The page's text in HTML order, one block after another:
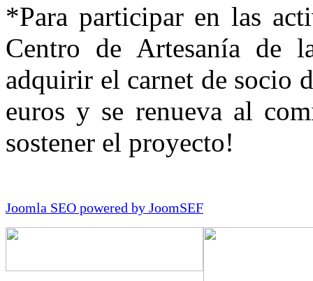
*Para participar en las
Centro de Artesanía de
adquirir el carnet de socio
euros y se renueva al
sostener el proyecto!
Joomla SEO powered by JoomSEF